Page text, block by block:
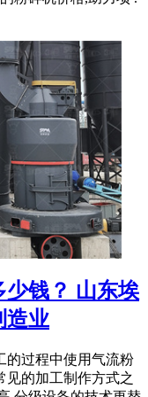
钱？ 山东埃
造业
的过程中使用气流粉
见的加工制作方式之